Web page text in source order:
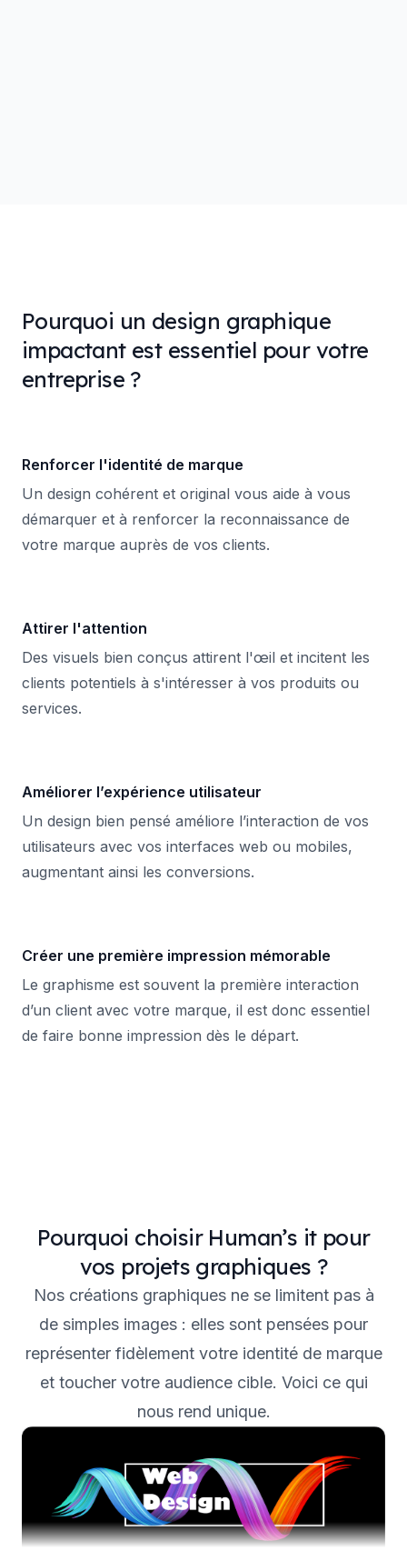
Pourquoi un design graphique
impactant est essentiel pour votre
entreprise ?
Renforcer l'identité de marque
Un design cohérent et original vous aide à vous
démarquer et à renforcer la reconnaissance de
votre marque auprès de vos clients.
Attirer l'attention
Des visuels bien conçus attirent l'œil et incitent les
clients potentiels à s'intéresser à vos produits ou
services.
Améliorer l’expérience utilisateur
Un design bien pensé améliore l’interaction de vos
utilisateurs avec vos interfaces web ou mobiles,
augmentant ainsi les conversions.
Créer une première impression mémorable
Le graphisme est souvent la première interaction
d’un client avec votre marque, il est donc essentiel
de faire bonne impression dès le départ.
Pourquoi choisir Human’s it pour
vos projets graphiques ?
Nos créations graphiques ne se limitent pas à
de simples images : elles sont pensées pour
représenter fidèlement votre identité de marque
et toucher votre audience cible. Voici ce qui
nous rend unique.